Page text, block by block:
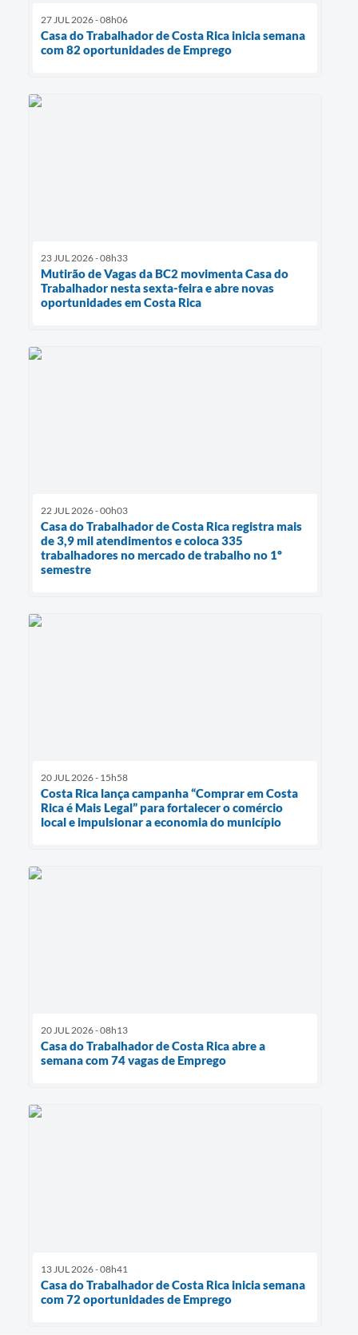
27 JUL 2026 - 08h06
Casa do Trabalhador de Costa Rica inicia semana
com 82 oportunidades de Emprego
23 JUL 2026 - 08h33
Mutirão de Vagas da BC2 movimenta Casa do
Trabalhador nesta sexta-feira e abre novas
oportunidades em Costa Rica
22 JUL 2026 - 00h03
Casa do Trabalhador de Costa Rica registra mais
de 3,9 mil atendimentos e coloca 335
trabalhadores no mercado de trabalho no 1º
semestre
20 JUL 2026 - 15h58
Costa Rica lança campanha “Comprar em Costa
Rica é Mais Legal” para fortalecer o comércio
local e impulsionar a economia do município
20 JUL 2026 - 08h13
Casa do Trabalhador de Costa Rica abre a
semana com 74 vagas de Emprego
13 JUL 2026 - 08h41
Casa do Trabalhador de Costa Rica inicia semana
com 72 oportunidades de Emprego